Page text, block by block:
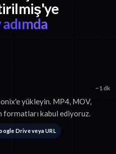
~1 dk
yükleyin. MP4, MOV,
formatları kabul ediyoruz.
Drive veya URL